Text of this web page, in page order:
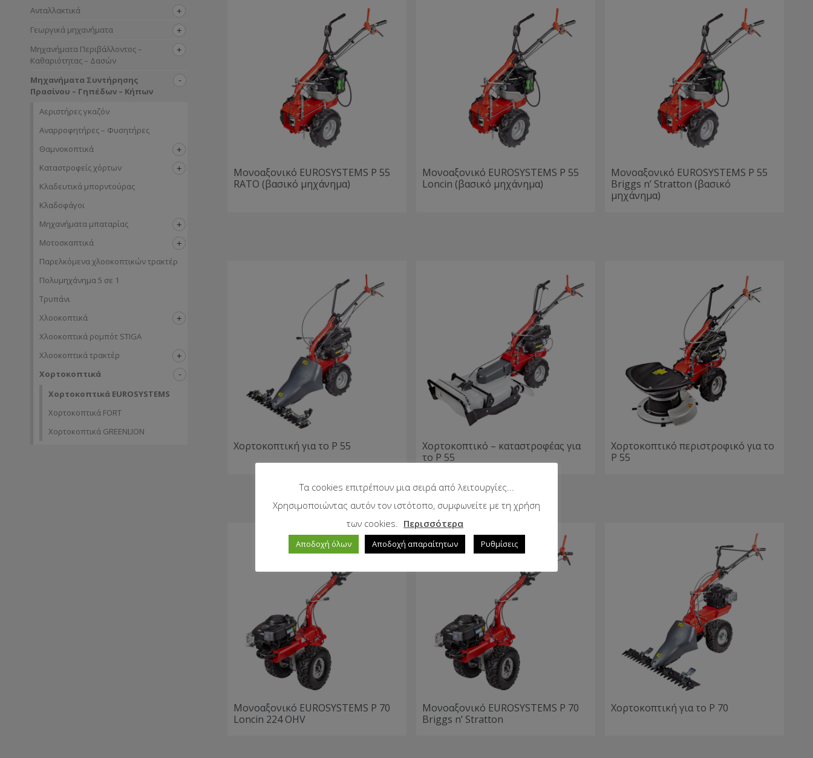
Ανταλλακτικά
Γεωργικά μηχανήματα
Μηχανήματα Περιβάλλοντος –
Καθαριότητας – Δασών
Μηχανήματα Συντήρησης
Πρασίνου – Γηπέδων – Κήπων
Αεριστήρες γκαζόν
Αναρροφητήρες – Φυσητήρες
Θαμνοκοπτικά
Καταστροφείς χόρτων
Κλαδευτικά μπορντούρας
Κλαδοφάγοι
Μηχανήματα μπαταρίας
Μοτοσκαπτικά
Παρελκόμενα χλοοκοπτικών τρακτέρ
Πολυμηχάνημα 5 σε 1
Τρυπάνι
Χλοοκοπτικά
Χλοοκοπτικά ρομπότ STIGA
Χλοοκοπτικά τρακτέρ
Χορτοκοπτικά
Χορτοκοπτικά EUROSYSTEMS
Χορτοκοπτικά FORT
Χορτοκοπτικά GREENLION
Μονοαξονικό EUROSYSTEMS P 55
RATO (βασικό μηχάνημα)
Μονοαξονικό EUROSYSTEMS P 55
Loncin (βασικό μηχάνημα)
Μονοαξονικό EUROSYSTEMS P 55
Briggs n’ Stratton (βασικό
μηχάνημα)
Χορτοκοπτική για το P 55
Χορτοκοπτικό – καταστροφέας για
το P 55
Χορτοκοπτικό περιστροφικό για το
P 55
Μονοαξονικό EUROSYSTEMS P 70
Loncin 224 OHV
Μονοαξονικό EUROSYSTEMS P 70
Briggs n’ Stratton
Χορτοκοπτική για το P 70
Τα cookies επιτρέπουν μια σειρά από λειτουργίες...
Χρησιμοποιώντας αυτόν τον ιστότοπο, συμφωνείτε με τη χρήση
των cookies. Περισσότερα
Αποδοχή όλων Αποδοχή απαραίτητων Ρυθμίσεις